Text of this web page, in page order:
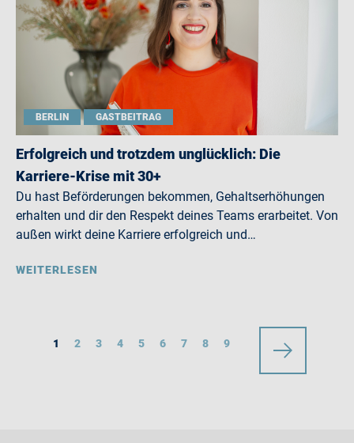
BERLIN GASTBEITRAG
Erfolgreich und trotzdem unglücklich: Die
Karriere-Krise mit 30+
Du hast Beförderungen bekommen, Gehaltserhöhungen
erhalten und dir den Respekt deines Teams erarbeitet. Von
außen wirkt deine Karriere erfolgreich und…
WEITERLESEN
1 2 3 4 5 6 7 8 9